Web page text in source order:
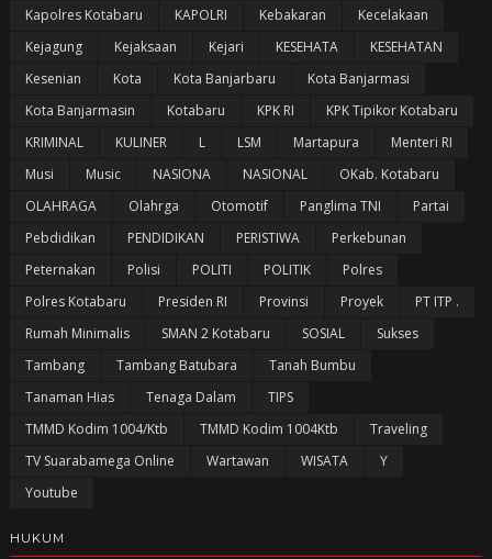
Kapolres Kotabaru
KAPOLRI Kebakaran
Kecelakaan
Kejagung
Kejaksaan Kejari KESEHATA
KESEHATAN
Kesenian
Kota Kota Banjarbaru
Kota Banjarmasi
Kota Banjarmasin
Kotabaru KPK RI
KPK Tipikor Kotabaru
KRIMINAL
KULINER L LSM Martapura
Menteri RI
Musi
Music NASIONA NASIONAL
OKab. Kotabaru
OLAHRAGA
Olahrga Otomotif Panglima TNI
Partai
Pebdidikan
PENDIDIKAN PERISTIWA
Perkebunan
Peternakan
Polisi POLITI POLITIK
Polres
Polres Kotabaru
Presiden RI Provinsi Proyek
PT ITP .
Rumah Minimalis
SMAN 2 Kotabaru SOSIAL
Sukses
Tambang
Tambang Batubara
Tanah Bumbu
Tanaman Hias
Tenaga Dalam
TIPS
TMMD Kodim 1004/Ktb
TMMD Kodim 1004Ktb
Traveling
TV Suarabamega Online
Wartawan WISATA
Y
Youtube
HUKUM